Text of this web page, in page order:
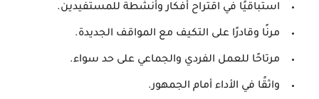
استباقيًا في اقتراح أفكار وأنشطة للمستفيدين.
مرنًا وقادرًا على التكيف مع المواقف الجديدة.
مرتاحًا للعمل الفردي والجماعي على حد سواء.
واثقًا في الأداء أمام الجمهور.